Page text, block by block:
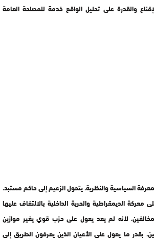
والقدرة على تحليل الواقع خدمة للمصلحة العامة
السياسية والنظرية، يتحول الزعيم إلى حاكم مستبد،
الديمقراطية والحرية الداخلية بالالتفاف عليها
لأنه لم يعد يعول على حزب قوي يغير موازين
بقدر ما يعول على الأعيان الذين يعرفون الطريق إلى